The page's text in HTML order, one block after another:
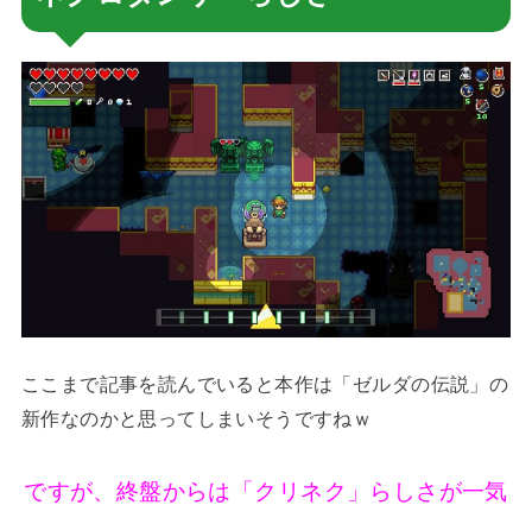
ここまで記事を読んでいると本作は「ゼルダの伝説」の
新作なのかと思ってしまいそうですねｗ
ですが、終盤からは「クリネク」らしさが一気